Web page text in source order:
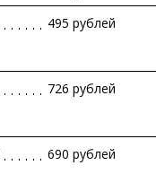
495 рублей
726 рублей
690 рублей